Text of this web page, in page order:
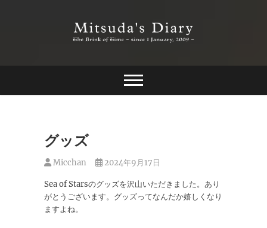
Mitsuda's Diary
グッズ
Micchan 2024年9月17日
Sea of Starsのグッズを沢山いただきました。あり
がとうございます。グッズってなんだか嬉しくなり
ますよね。